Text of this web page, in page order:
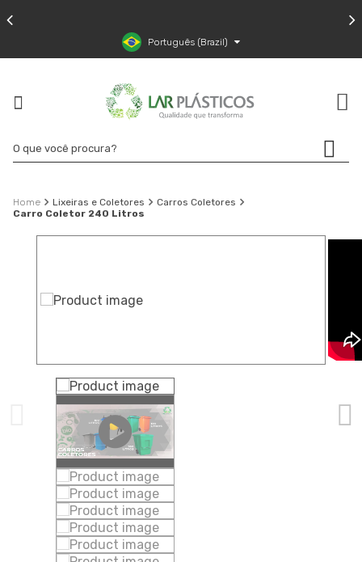
Português (Brazil)
Lixeiras e Coletores
Carros Coletores
Carro Coletor 240 Litros